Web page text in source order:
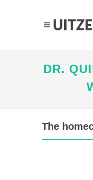
DR.
The